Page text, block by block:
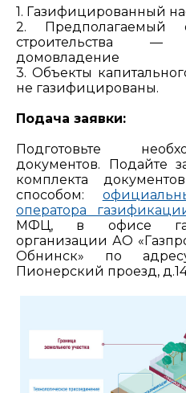
1. Газифицированный
2. Предполагаемый
строительства —
домовладение
3. Объекты
не газифицированы.
Подача заявки:
Подготовьте
документов. Подайте
комплекта
способом:
оператора
МФЦ, в офисе
организации АО
Обнинск» по
Пионерский проезд,